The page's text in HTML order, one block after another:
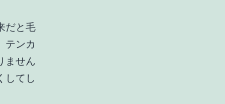
だと毛
テンカ
ません
してし